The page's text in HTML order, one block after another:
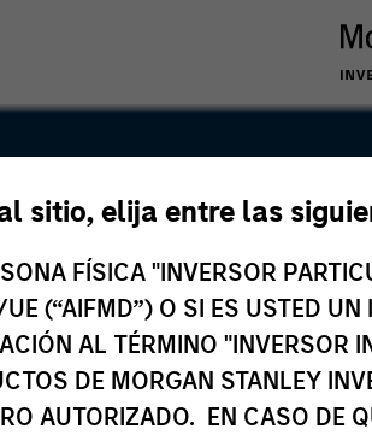
sitio, elija entre las
FÍSICA "INVERSOR
(“AIFMD”) O SI ES USTED
AL TÉRMINO "INVERSOR
DE MORGAN STANLEY
AUTORIZADO. EN CASO DE